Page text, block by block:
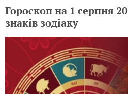
Гороскоп на 1 серпня
знаків зодіаку